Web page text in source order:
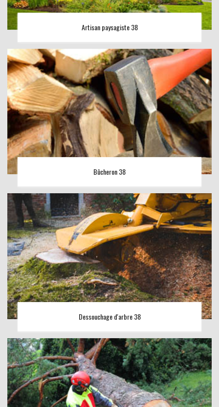
Artisan paysagiste 38
Bûcheron 38
Dessouchage d'arbre 38